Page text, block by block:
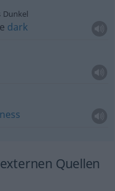
Dunkel
dark
Quellen